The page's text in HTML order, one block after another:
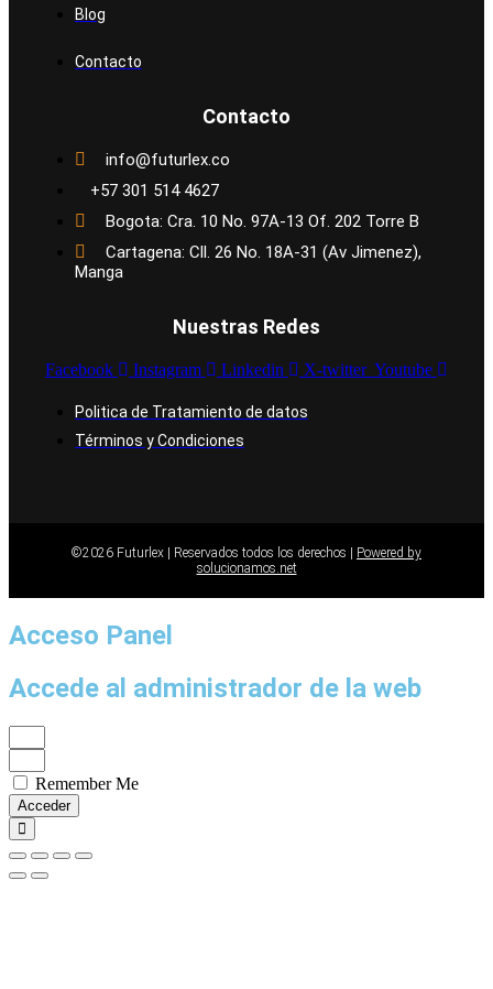
Blog
Contacto
Contacto
info@futurlex.co
+57 301 514 4627
Bogota: Cra. 10 No. 97A-13 Of. 202 Torre B
Cartagena: Cll. 26 No. 18A-31 (Av Jimenez),
Manga
Nuestras Redes
Facebook Instagram Linkedin X-twitter Youtube
Politica de Tratamiento de datos
Términos y Condiciones
©2026 Futurlex | Reservados todos los derechos | Powered by
solucionamos.net
Acceso Panel
Accede al administrador de la web
Remember Me
Acceder